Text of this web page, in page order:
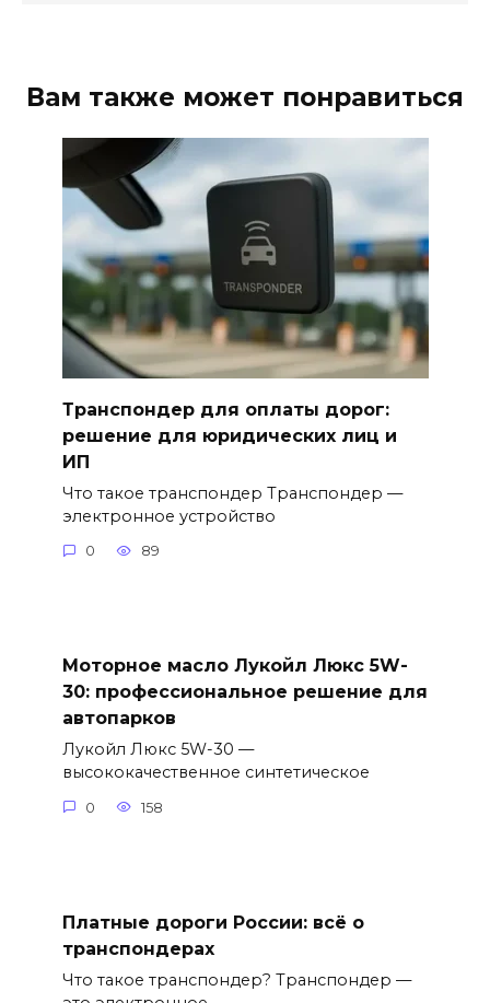
Вам также может понравиться
Транспондер для оплаты дорог:
решение для юридических лиц и
ИП
Что такое транспондер Транспондер —
электронное устройство
0 89
Моторное масло Лукойл Люкс 5W-
30: профессиональное решение для
автопарков
Лукойл Люкс 5W-30 —
высококачественное синтетическое
0 158
Платные дороги России: всё о
транспондерах
Что такое транспондер? Транспондер —